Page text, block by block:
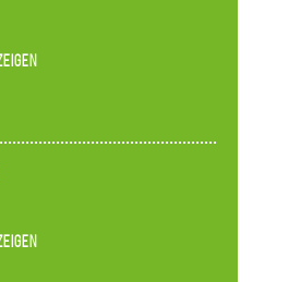
der Stadt Borna
aktuelles
Borna.